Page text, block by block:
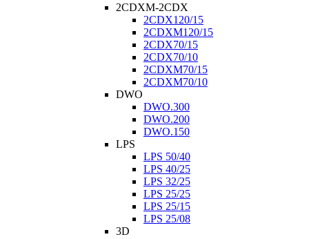
2CDXM-2CDX
2CDX120/15
2CDXM120/15
2CDX70/15
2CDX70/10
2CDXM70/15
2CDXM70/10
DWO
DWO.300
DWO.200
DWO.150
LPS
LPS 50/40
LPS 40/25
LPS 32/25
LPS 25/25
LPS 25/15
LPS 25/08
3D